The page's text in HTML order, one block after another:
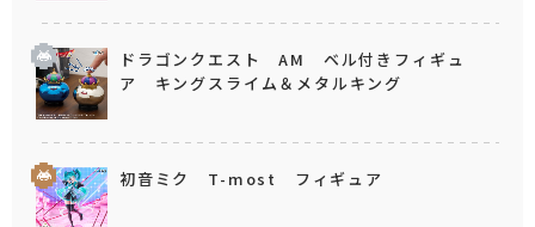
ドラゴンクエスト AM ベル付きフィギュ
ア キングスライム＆メタルキング
初音ミク T-most フィギュア